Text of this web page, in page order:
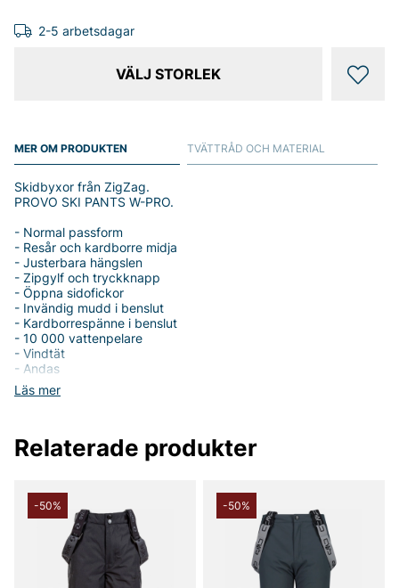
2-5 arbetsdagar
VÄLJ STORLEK
MER OM PRODUKTEN
Läs mer
Skidbyxor från ZigZag.
PROVO SKI PANTS W-PRO.
- Normal passform
- Resår och kardborre midja
- Justerbara hängslen
- Zipgylf och tryckknapp
- Öppna sidofickor
- Invändig mudd i benslut
- Kardborrespänne i benslut
- 10 000 vattenpelare
- Vindtät
- Andas
- Tejpade sömmar
- Varmfodrad
Tack för att du handlar i vår webbshop. Besök oss även i vår
butik i Vingåker.Läs mer på www.vfo.se
TVÄTTRÅD OCH MATERIAL
Relaterade produkter
-50% -50%